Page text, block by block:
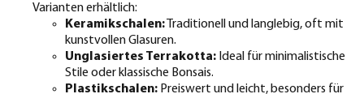
Varianten erhältlich:
Keramikschalen: Traditionell und langlebig, oft mit
kunstvollen Glasuren.
Unglasiertes Terrakotta: Ideal für minimalistische
Stile oder klassische Bonsais.
Plastikschalen: Preiswert und leicht, besonders für